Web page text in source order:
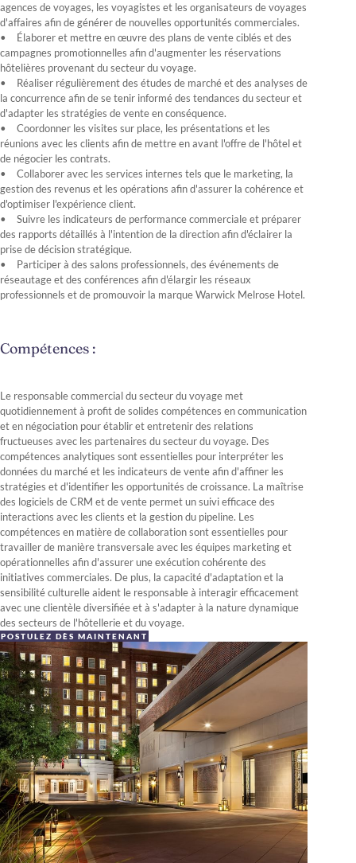
agences de voyages, les voyagistes et les organisateurs de voyages
d'affaires afin de générer de nouvelles opportunités commerciales.
Élaborer et mettre en œuvre des plans de vente ciblés et des
campagnes promotionnelles afin d'augmenter les réservations
hôtelières provenant du secteur du voyage.
Réaliser régulièrement des études de marché et des analyses de
la concurrence afin de se tenir informé des tendances du secteur et
d'adapter les stratégies de vente en conséquence.
Coordonner les visites sur place, les présentations et les
réunions avec les clients afin de mettre en avant l'offre de l'hôtel et
de négocier les contrats.
Collaborer avec les services internes tels que le marketing, la
gestion des revenus et les opérations afin d'assurer la cohérence et
d'optimiser l'expérience client.
Suivre les indicateurs de performance commerciale et préparer
des rapports détaillés à l'intention de la direction afin d'éclairer la
prise de décision stratégique.
Participer à des salons professionnels, des événements de
réseautage et des conférences afin d'élargir les réseaux
professionnels et de promouvoir la marque Warwick Melrose Hotel.
Compétences :
Le responsable commercial du secteur du voyage met
quotidiennement à profit de solides compétences en communication
et en négociation pour établir et entretenir des relations
fructueuses avec les partenaires du secteur du voyage. Des
compétences analytiques sont essentielles pour interpréter les
données du marché et les indicateurs de vente afin d'affiner les
stratégies et d'identifier les opportunités de croissance. La maîtrise
des logiciels de CRM et de vente permet un suivi efficace des
interactions avec les clients et la gestion du pipeline. Les
compétences en matière de collaboration sont essentielles pour
travailler de manière transversale avec les équipes marketing et
opérationnelles afin d'assurer une exécution cohérente des
initiatives commerciales. De plus, la capacité d'adaptation et la
sensibilité culturelle aident le responsable à interagir efficacement
avec une clientèle diversifiée et à s'adapter à la nature dynamique
des secteurs de l'hôtellerie et du voyage.
POSTULEZ DÈS MAINTENANT